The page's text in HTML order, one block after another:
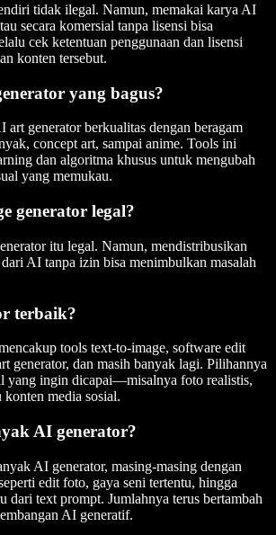
tidak ilegal. Namun, memakai karya AI
secara komersial tanpa lisensi bisa
cek ketentuan penggunaan dan lisensi
konten tersebut.
yang bagus?
art generator berkualitas dengan beragam
concept art, sampai anime. Tools ini
dan algoritma khusus untuk mengubah
yang memukau.
generator legal?
itu legal. Namun, mendistribusikan
AI tanpa izin bisa menimbulkan masalah
terbaik?
tools text-to-image, software edit
generator, dan masih banyak lagi. Pilihannya
yang ingin dicapai—misalnya foto realistis,
media sosial.
AI generator?
AI generator, masing-masing dengan
edit foto, gaya seni tertentu, hingga
dari text prompt. Jumlahnya terus bertambah
AI generatif.